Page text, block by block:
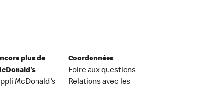
plus de
McDonald's
Coordonnées
Foire aux questions
Relations avec les